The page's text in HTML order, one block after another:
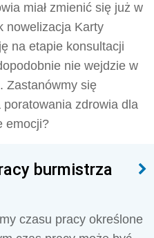
miał zmienić się już w
nowelizacja Karty
na etapie konsultacji
nie wejdzie w
Zastanówmy się
zdrowia dla
emocji?
burmistrza
czasu pracy określone